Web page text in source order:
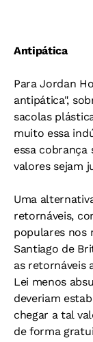
Antipática
Para Jordan
antipática",
sacolas
muito essa
essa cobrança
valores sejam
Uma
retornáveis,
populares nos
Santiago de
as retornáveis
Lei menos
deveriam
chegar a tal
de forma